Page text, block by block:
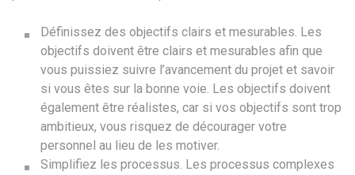
Définissez des objectifs clairs et mesurables. Les
objectifs doivent être clairs et mesurables afin que
vous puissiez suivre l’avancement du projet et savoir
si vous êtes sur la bonne voie. Les objectifs doivent
également être réalistes, car si vos objectifs sont trop
ambitieux, vous risquez de décourager votre
personnel au lieu de les motiver.
Simplifiez les processus. Les processus complexes